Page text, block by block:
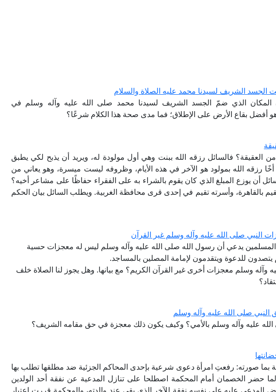
الجسد الشريف لسيدنا محمد عليه الصلاة والسلام
الذي ضمّ الجسد الشريف لسيدنا محمد صلى الله عليه وآله وسلم في
أفضل بقاع الأرض على الإطلاق؛ فما مدى صحة هذا الكلام شرعًا؟
من العقيقة؟ فالسائل رزقه الله ببنت وهي أول مولودة له، ويريد أن يذبح لكي يطبق
رزقه الله بمولود هو الآخر في هذه الأيام، وظروفه ليست ميسرة، وهو يعاني من
أن يوزع المبلغ الذي كان يقوم بالشراء به على الفقراء حفاظًا على مشاعر أخيه؟
بالقاهرة، وأسرته تقيم في إحدى قرى محافظة الغربية. ويطلب السائل بيان الحكم
النبي صلى الله عليه وآله وسلم غير القرآن
يدعي أن رسول الله صلى الله عليه وآله وسلم ليس له معجزات حسية
يتصدون للدعوة ويتقدمون لإمامة المصلين بالمساجد.
وآله وسلم معجزات أخرى غير القرآن الكريم؟ مع بيانها. وهل يجوز لنا الصلاة خلف
النبي صلى الله عليه وآله وسلم
عليه وآله وسلم بالأمي؟ وكيف يكون ذلك معجزة في حق مقامه الشريف؟
بما صورته: رفعتِ امرأة دعوى شرعية بإحدى المحاكم الجزئية ضد مطلقها تطلب بها
ولما حضر الخصمان أمام المحكمة اصطلحا على تنازل المدعية عن نفقة أحد الولدين